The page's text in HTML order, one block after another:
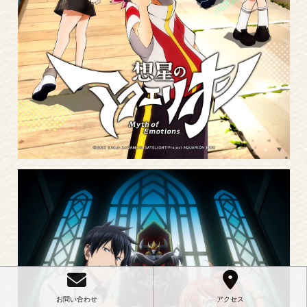
More
Read
お問い合わせ アクセス